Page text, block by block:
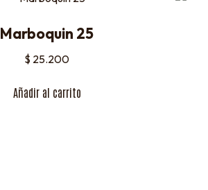
Marboquin 25
$ 25.200
Añadir al carrito